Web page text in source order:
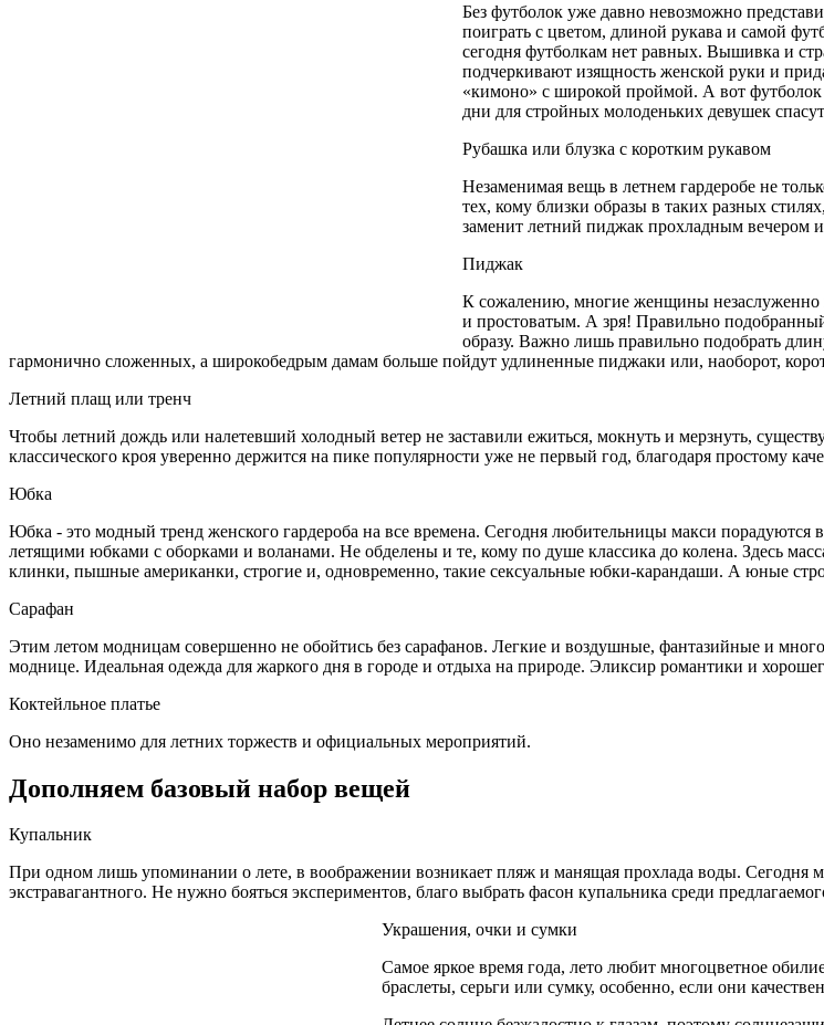
Без футболок уже давно невозможно
поиграть с цветом, длиной рукава и самой
сегодня футболкам нет равных. Вышивка и
подчеркивают изящность женской руки и
«кимоно» с широкой проймой. А вот
дни для стройных молоденьких девушек
Рубашка или блузка с коротким рукавом
Незаменимая вещь в летнем гардеробе не
тех, кому близки образы в таких разных
заменит летний пиджак прохладным вечером
Пиджак
К сожалению, многие женщины незаслуженно
и простоватым. А зря! Правильно
образу. Важно лишь правильно подобрать
гармонично сложенных, а широкобедрым дамам больше пойдут удлиненные пиджаки или, наоборот,
Летний плащ или тренч
Чтобы летний дождь или налетевший холодный ветер не заставили ежиться, мокнуть и мерзнуть,
классического кроя уверенно держится на пике популярности уже не первый год, благодаря простому
Юбка
Юбка - это модный тренд женского гардероба на все времена. Сегодня любительницы макси порадуются
летящими юбками с оборками и воланами. Не обделены и те, кому по душе классика до колена. Здесь
клинки, пышные американки, строгие и, одновременно, такие сексуальные юбки-карандаши. А юные
Сарафан
Этим летом модницам совершенно не обойтись без сарафанов. Легкие и воздушные, фантазийные и
моднице. Идеальная одежда для жаркого дня в городе и отдыха на природе. Эликсир романтики и
Коктейльное платье
Оно незаменимо для летних торжеств и официальных мероприятий.
Дополняем базовый набор вещей
Купальник
При одном лишь упоминании о лете, в воображении возникает пляж и манящая прохлада воды. Сегодня
экстравагантного. Не нужно бояться экспериментов, благо выбрать фасон купальника среди
Украшения, очки и сумки
Самое яркое время года, лето любит многоцветное
браслеты, серьги или сумку, особенно, если они